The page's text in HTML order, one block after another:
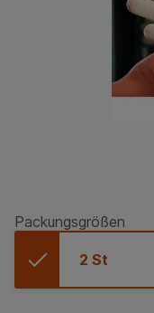
Packungsgrößen
2 St